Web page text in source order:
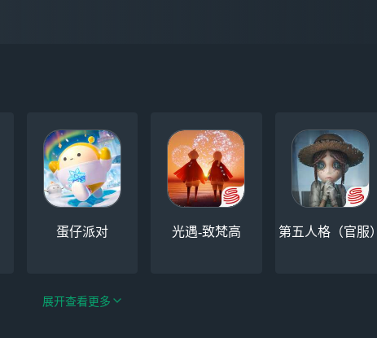
蛋仔派对 光遇-致梵高 第五人格（官服）
展开查看更多